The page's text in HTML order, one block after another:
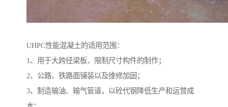
UHPC性能混凝土的适用范围：
1、用于大跨径梁板、限制尺寸构件的制作；
2、公路、铁路面铺装以及维修加固；
3、制造输油、输气管道，以砼代钢降低生产和运营成